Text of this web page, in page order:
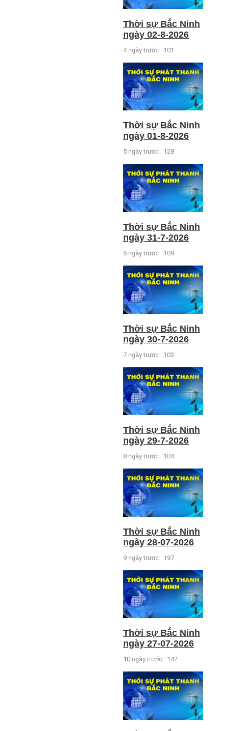
Thời sự Bắc Ninh
ngày 02-8-2026
4 ngày trước 101
Thời sự Bắc Ninh
ngày 01-8-2026
5 ngày trước 128
Thời sự Bắc Ninh
ngày 31-7-2026
6 ngày trước 109
Thời sự Bắc Ninh
ngày 30-7-2026
7 ngày trước 103
Thời sự Bắc Ninh
ngày 29-7-2026
8 ngày trước 104
Thời sự Bắc Ninh
ngày 28-07-2026
9 ngày trước 197
Thời sự Bắc Ninh
ngày 27-07-2026
10 ngày trước 142